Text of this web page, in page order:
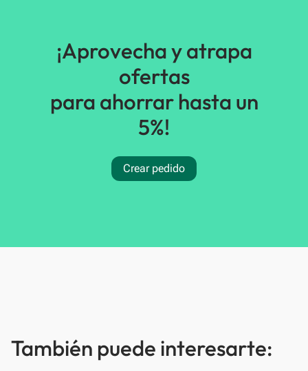
¡Aprovecha y atrapa
ofertas
para ahorrar hasta un
5%!
Crear pedido
También puede interesarte: